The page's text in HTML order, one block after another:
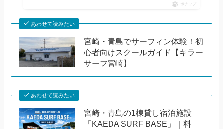
ポチップ
あわせて読みたい
宮崎・青島でサーフィン体験！初
心者向けスクールガイド【キラー
サーフ宮崎】
あわせて読みたい
宮崎・青島の1棟貸し宿泊施設
「KAEDA SURF BASE」｜料